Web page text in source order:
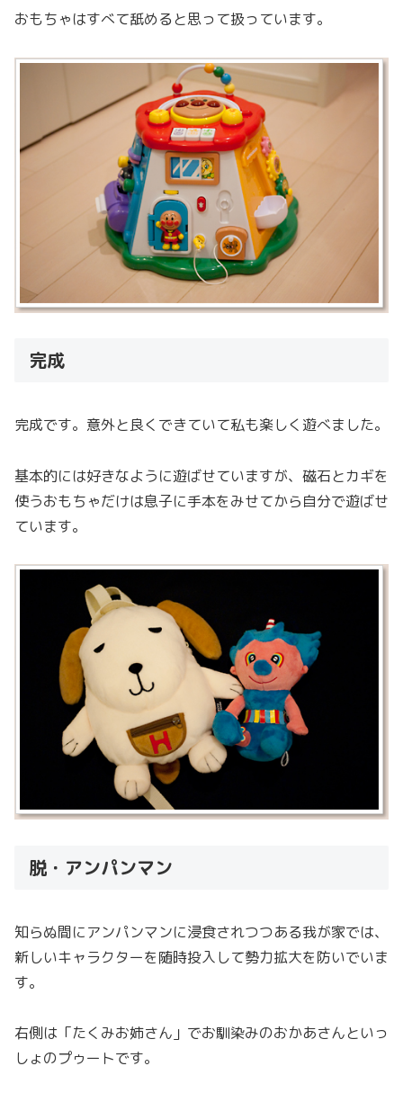
おもちゃはすべて舐めると思って扱っています。
完成
完成です。意外と良くできていて私も楽しく遊べました。
基本的には好きなように遊ばせていますが、磁石とカギを
使うおもちゃだけは息子に手本をみせてから自分で遊ばせ
ています。
脱・アンパンマン
知らぬ間にアンパンマンに浸食されつつある我が家では、
新しいキャラクターを随時投入して勢力拡大を防いでいま
す。
右側は「たくみお姉さん」でお馴染みのおかあさんといっ
しょのプゥートです。